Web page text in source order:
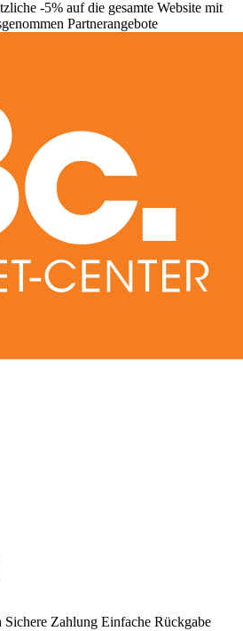
-5% auf die gesamte Website mit
Partnerangebote
Sichere Zahlung Einfache Rückgabe